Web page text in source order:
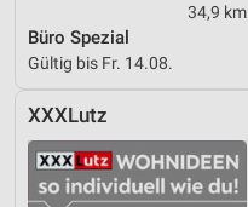
34,9 km
Büro Spezial
Gültig bis Fr. 14.08.
XXXLutz